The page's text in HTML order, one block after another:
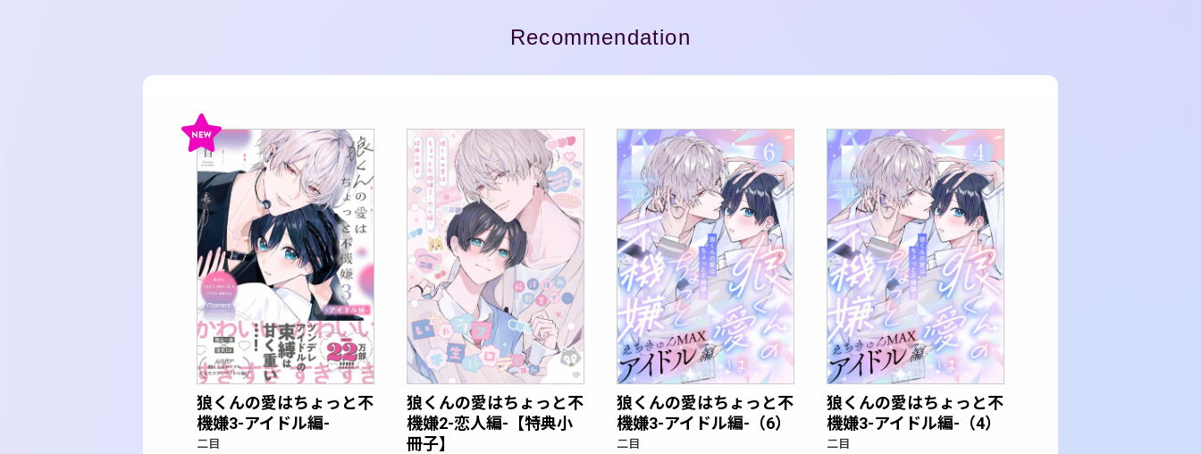
Recommendation
狼くんの愛はちょっと不
機嫌3-アイドル編-
二目
狼くんの愛はちょっと不
機嫌2-恋人編-【特典小
冊子】
狼くんの愛はちょっと不
機嫌3-アイドル編-（6）
二目
狼くんの愛はちょっと不
機嫌3-アイドル編-（4）
二目